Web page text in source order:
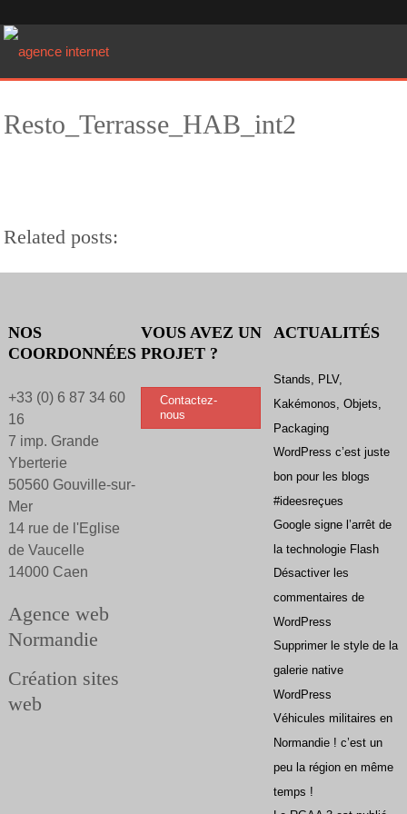
to
content
SITES WEB & MOBILE
Internet mobile
Prestations CMS
Identité visuelle, charte graphique, logotype
…ET AUSSI (autres services)
Réseau social de proximité
Conseil et maîtrise d’ouvrage
Développements informatiques
EN IMAGES
Resto_Terrasse_HAB_int2
Related posts:
NOS
COORDONNÉES
+33 (0) 6 87 34 60
16
7 imp. Grande
Yberterie
50560 Gouville-sur-
Mer
14 rue de l'Eglise
de Vaucelle
14000 Caen
Agence web
Normandie
Création sites
web
VOUS AVEZ UN
PROJET ?
Contactez-
nous
ACTUALITÉS
Stands, PLV,
Kakémonos, Objets,
Packaging
WordPress c’est juste
bon pour les blogs
#ideesreçues
Google signe l’arrêt de
la technologie Flash
Désactiver les
commentaires de
WordPress
Supprimer le style de la
galerie native
WordPress
Véhicules militaires en
Normandie ! c’est un
peu la région en même
temps !